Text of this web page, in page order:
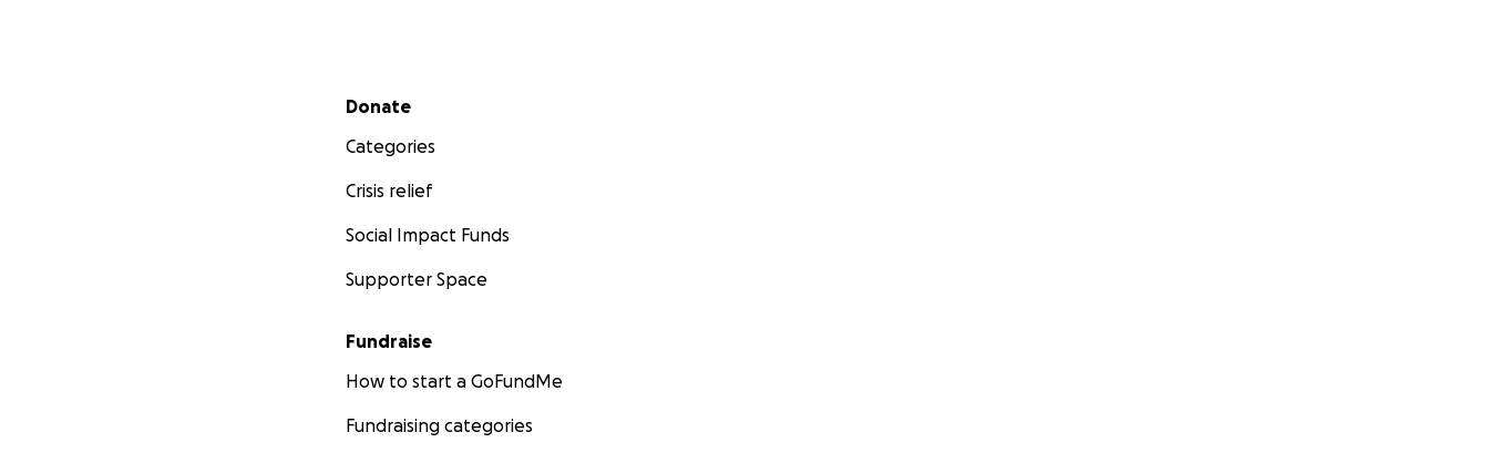
Secondary menu
Donate
Categories
Crisis relief
Social Impact Funds
Supporter Space
Fundraise
How to start a GoFundMe
Fundraising categories